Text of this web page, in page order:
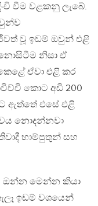
වීම වළකනු ලැබේ.
වූ ඉඩම් ඔවුන් එළි
නොසිටීම නිසා ඒ
ඒවා එළි කර
කොට අඩි 200
ඇත්තේ එසේ එළි
නොදන්නවා
හාම්පුතුන් සහ
ඔන්න මෙන්න කියා
ඉඩම් වශයෙන්